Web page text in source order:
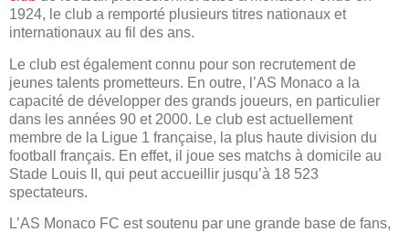
1924, le club a remporté plusieurs titres nationaux et
internationaux au fil des ans.
Le club est également connu pour son recrutement de
jeunes talents prometteurs. En outre, l’AS Monaco a la
capacité de développer des grands joueurs, en particulier
dans les années 90 et 2000. Le club est actuellement
membre de la Ligue 1 française, la plus haute division du
football français. En effet, il joue ses matchs à domicile au
Stade Louis II, qui peut accueillir jusqu’à 18 523
spectateurs.
L’AS Monaco FC est soutenu par une grande base de fans,